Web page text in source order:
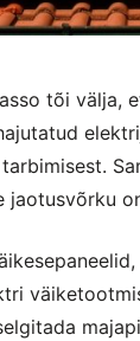
tõi välja,